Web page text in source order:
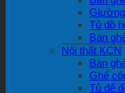
Tủ đồ
Bàn
Nội thất KCN
Bàn
Ghế
Tủ để